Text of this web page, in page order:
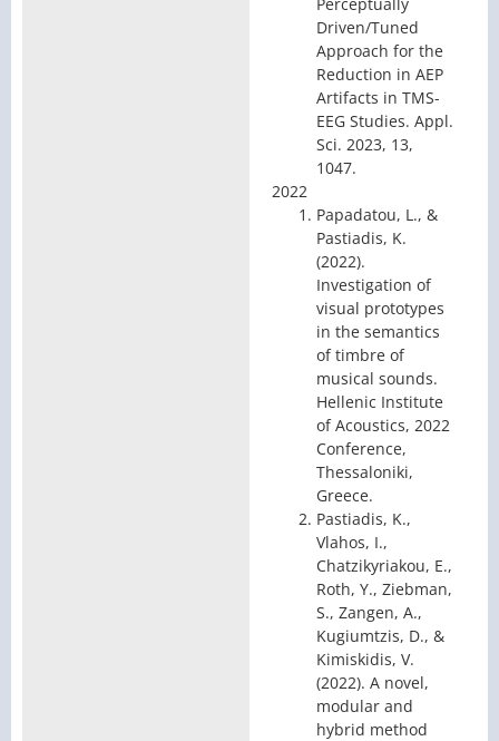
Driven/Tuned
Approach for the
Reduction in AEP
Artifacts in TMS-
EEG Studies. Appl.
Sci. 2023, 13,
1047.
2022
Papadatou, L., &
Pastiadis, K.
(2022).
Investigation of
visual prototypes
in the semantics
of timbre of
musical sounds.
Hellenic Institute
of Acoustics, 2022
Conference,
Thessaloniki,
Greece.
Pastiadis, K.,
Vlahos, I.,
Chatzikyriakou, E.,
Roth, Y., Ziebman,
S., Zangen, A.,
Kugiumtzis, D., &
Kimiskidis, V.
(2022). A novel,
modular and
hybrid method